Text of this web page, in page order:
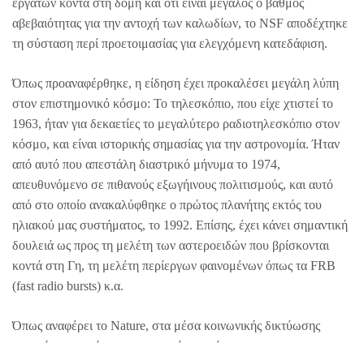
εργατών κοντά στη δομή και ότι είναι μεγάλος ο βαθμός
αβεβαιότητας για την αντοχή των καλωδίων, το NSF αποδέχτηκε
τη σύσταση περί προετοιμασίας για ελεγχόμενη κατεδάφιση.
Όπως προαναφέρθηκε, η είδηση έχει προκαλέσει μεγάλη λύπη
στον επιστημονικό κόσμο: Το τηλεσκόπιο, που είχε χτιστεί το
1963, ήταν για δεκαετίες το μεγαλύτερο ραδιοτηλεσκόπιο στον
κόσμο, και είναι ιστορικής σημασίας για την αστρονομία. Ήταν
από αυτό που απεστάλη διαστρικό μήνυμα το 1974,
απευθυνόμενο σε πιθανούς εξωγήινους πολιτισμούς, και αυτό
από στο οποίο ανακαλύφθηκε ο πρώτος πλανήτης εκτός του
ηλιακού μας συστήματος, το 1992. Επίσης, έχει κάνει σημαντική
δουλειά ως προς τη μελέτη των αστεροειδών που βρίσκονται
κοντά στη Γη, τη μελέτη περίεργων φαινομένων όπως τα FRB
(fast radio bursts) κ.α.
Όπως αναφέρει το Nature, στα μέσα κοινωνικής δικτύωσης